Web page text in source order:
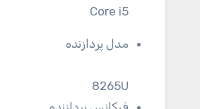
Core i5
مدل پردازنده
8265U